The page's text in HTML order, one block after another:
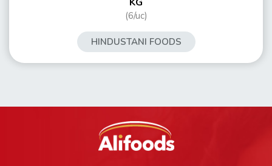
(6/uc)
HINDUSTANI FOODS